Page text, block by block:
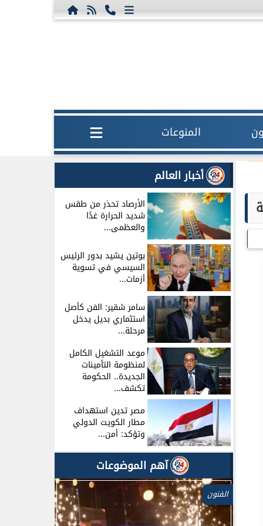
المنوعات
أخبار العالم
الأرصاد تحذر من طقس
شديد الحرارة غدًا
والعظمى...
بوتين يشيد بدور الرئيس
السيسي في تسوية
أزمات...
سامر شقير: الفن كأصل
استثماري بديل يدخل
مرحلة...
موعد التشغيل الكامل
لمنظومة التأمينات
الجديدة.. الحكومة
تكشف...
مصر تدين استهداف
مطار الكويت الدولي
وتؤكد: أمن...
آهم الموضوعات
الفنون